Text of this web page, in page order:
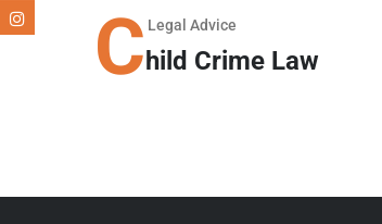
Legal Advice
C hild Crime Law